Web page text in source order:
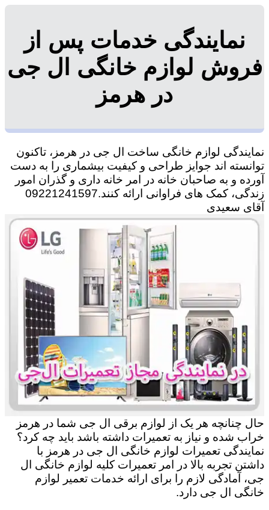
نمایندگی خدمات پس از
فروش لوازم خانگی ال جی
در هرمز
نمایندگی لوازم خانگی ساخت ال جی در هرمز، تاکنون
توانسته اند جوایز طراحی و کیفیت بیشماری را به دست
آورده و به صاحبان خانه در امر خانه داری و گذران امور
زندگی، کمک های فراوانی ارائه کنند.09221241597
آقای سعیدی
حال چنانچه هر یک از لوازم برقی ال جی شما در هرمز
خراب شده و نیاز به تعمیرات داشته باشد باید چه کرد؟
نمایندگی تعمیرات لوازم خانگی ال جی در هرمز با
داشتن تجربه بالا در امر تعمیرات کلیه لوازم خانگی ال
جی، آمادگی لازم را برای ارائه خدمات تعمیر لوازم
خانگی ال جی دارد.